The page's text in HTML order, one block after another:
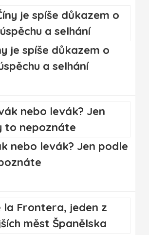
je spíše důkazem o
a selhání
nebo levák? Jen podle